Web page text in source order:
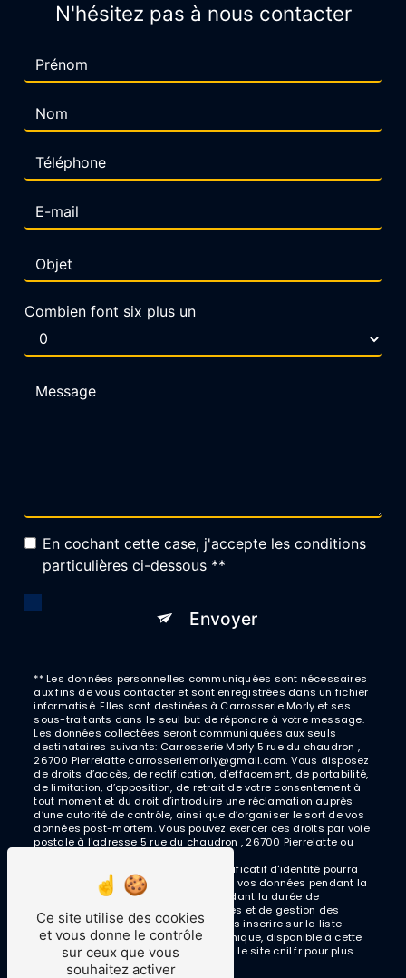
N'hésitez pas à nous contacter
Combien font six plus un
En cochant cette case, j'accepte les conditions
particulières ci-dessous **
Envoyer
** Les données personnelles communiquées sont nécessaires
aux fins de vous contacter et sont enregistrées dans un fichier
informatisé. Elles sont destinées à Carrosserie Morly et ses
sous-traitants dans le seul but de répondre à votre message.
Les données collectées seront communiquées aux seuls
destinataires suivants: Carrosserie Morly 5 rue du chaudron ,
26700 Pierrelatte carrosseriemorly@gmail.com. Vous disposez
de droits d’accès, de rectification, d’effacement, de portabilité,
de limitation, d’opposition, de retrait de votre consentement à
tout moment et du droit d’introduire une réclamation auprès
d’une autorité de contrôle, ainsi que d’organiser le sort de vos
données post-mortem. Vous pouvez exercer ces droits par voie
postale à l'adresse 5 rue du chaudron , 26700 Pierrelatte ou
carrosseriemorly@gmail.com. Un justificatif d'identité pourra
vous être demandé. Nous conservons vos données pendant la
période de prise de contact puis pendant la durée de
prescription légale aux fins probatoires et de gestion des
contentieux. Vous avez le droit de vous inscrire sur la liste
d'opposition au démarchage téléphonique, disponible à cette
adresse: Bloctel.gouv.fr. Consultez le site cnil.fr pour plus
d’informations sur vos droits.
Ce site utilise des cookies
et vous donne le contrôle
sur ceux que vous
souhaitez activer